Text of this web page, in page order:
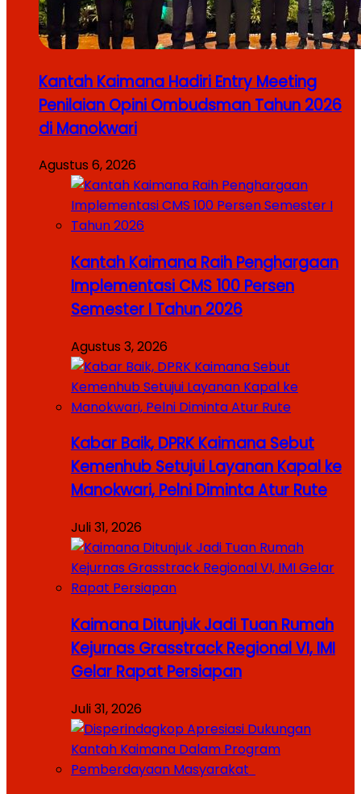
Kantah Kaimana Hadiri Entry Meeting
Penilaian Opini Ombudsman Tahun 2026
di Manokwari
Agustus 6, 2026
Kantah Kaimana Raih Penghargaan
Implementasi CMS 100 Persen
Semester I Tahun 2026
Agustus 3, 2026
Kabar Baik, DPRK Kaimana Sebut
Kemenhub Setujui Layanan Kapal ke
Manokwari, Pelni Diminta Atur Rute
Juli 31, 2026
Kaimana Ditunjuk Jadi Tuan Rumah
Kejurnas Grasstrack Regional VI, IMI
Gelar Rapat Persiapan
Juli 31, 2026